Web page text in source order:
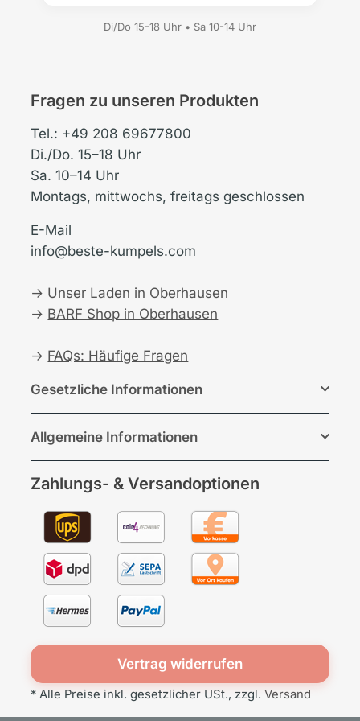
Di/Do 15-18 Uhr • Sa 10-14 Uhr
Fragen zu unseren Produkten
Tel.: +49 208 69677800
Di./Do. 15–18 Uhr
Sa. 10–14 Uhr
Montags, mittwochs, freitags geschlossen
E-Mail
info@beste-kumpels.com
→ Unser Laden in Oberhausen
→ BARF Shop in Oberhausen
→ FAQs: Häufige Fragen
Gesetzliche Informationen
Allgemeine Informationen
Zahlungs- & Versandoptionen
Vertrag widerrufen
* Alle Preise inkl. gesetzlicher USt., zzgl.Versand